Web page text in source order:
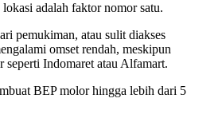
adalah faktor nomor satu.
pemukiman, atau sulit diakses
omset rendah, meskipun
seperti Indomaret atau Alfamart.
BEP molor hingga lebih dari 5